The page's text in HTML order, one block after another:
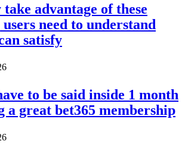
advantage of these
need to understand
satisfy
to be said inside 1 month
a great bet365 membership